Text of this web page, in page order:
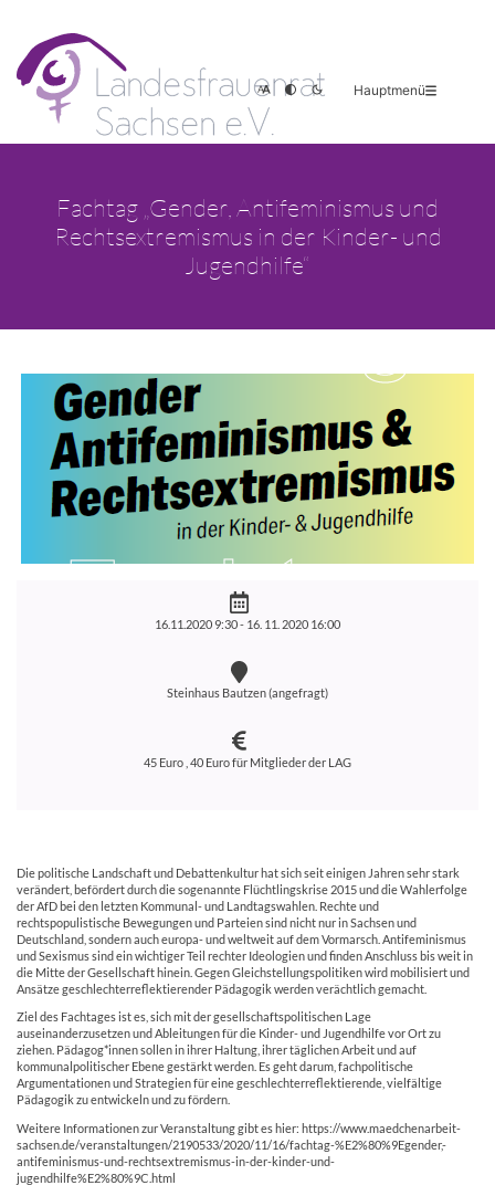
Hauptmenü
Fachtag „Gender, Antifeminismus und
Rechtsextremismus in der Kinder- und
Jugendhilfe“
16.11.2020 9:30 - 16. 11. 2020 16:00
Steinhaus Bautzen (angefragt)
45 Euro , 40 Euro für Mitglieder der LAG
Die politische Landschaft und Debattenkultur hat sich seit einigen Jahren sehr stark
verändert, befördert durch die sogenannte Flüchtlingskrise 2015 und die Wahlerfolge
der AfD bei den letzten Kommunal- und Landtagswahlen. Rechte und
rechtspopulistische Bewegungen und Parteien sind nicht nur in Sachsen und
Deutschland, sondern auch europa- und weltweit auf dem Vormarsch. Antifeminismus
und Sexismus sind ein wichtiger Teil rechter Ideologien und finden Anschluss bis weit in
die Mitte der Gesellschaft hinein. Gegen Gleichstellungspolitiken wird mobilisiert und
Ansätze geschlechterreflektierender Pädagogik werden verächtlich gemacht.
Ziel des Fachtages ist es, sich mit der gesellschaftspolitischen Lage
auseinanderzusetzen und Ableitungen für die Kinder- und Jugendhilfe vor Ort zu
ziehen. Pädagog*innen sollen in ihrer Haltung, ihrer täglichen Arbeit und auf
kommunalpolitischer Ebene gestärkt werden. Es geht darum, fachpolitische
Argumentationen und Strategien für eine geschlechterreflektierende, vielfältige
Pädagogik zu entwickeln und zu fördern.
Weitere Informationen zur Veranstaltung gibt es hier: https://www.maedchenarbeit-
sachsen.de/veranstaltungen/2190533/2020/11/16/fachtag-%E2%80%9Egender,-
antifeminismus-und-rechtsextremismus-in-der-kinder-und-
jugendhilfe%E2%80%9C.html